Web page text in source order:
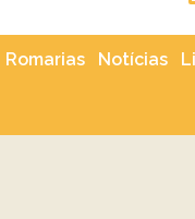
Romarias Notícias